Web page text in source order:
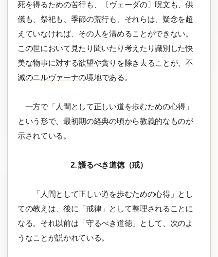
死を得るための苦行も、〔ヴェーダの〕呪文も、供
儀も、祭祀も、季節の荒行も、それらは、疑念を超
えていなければ、その人を清めることができない。
この世において見たり聞いたり考えたり識別した快
美な物事に対する欲望や貪りを除き去ることが、不
滅のニルヴァーナの境地である。
一方で「人間として正しい道を歩むための心得」
という形で、最初期の経典の頃から教義的なものが
示されている。
2. 護るべき道徳（戒）
「人間として正しい道を歩むための心得」とし
ての教えは、後に「戒律」として整理されることに
なる。それ以前は「守るべき道徳」として、次のよ
うなことが説かれている。